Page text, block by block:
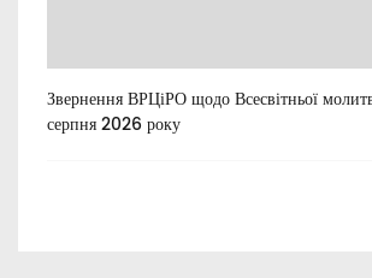
Звернення ВРЦіРО щодо Всесвітньої
серпня 2026 року